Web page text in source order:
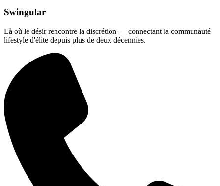
Swingular
Là où le désir rencontre la discrétion — connectant la communauté
lifestyle d'élite depuis plus de deux décennies.